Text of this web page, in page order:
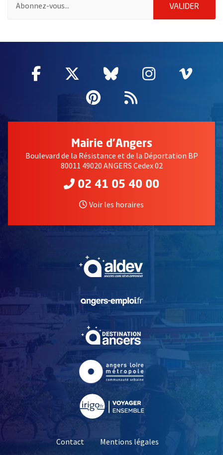
VALIDER
Facebook
, Ouvre une nouvelle fenêtre
Twitter
, Ouvre une nouvelle
Bluesky
, Ouvre une
Instagram
, Ouvre
,
Pinterest
, Ouvre une
Flux RSS
Mairie d'Angers
Boulevard de la Résistance et de la Déportation BP
80011 49020 ANGERS Cedex 02
02 41 05 40 00
Voir les horaires
, Ouvre une nouvelle
, Ouvre une nouvelle
Contact
Mentions légales